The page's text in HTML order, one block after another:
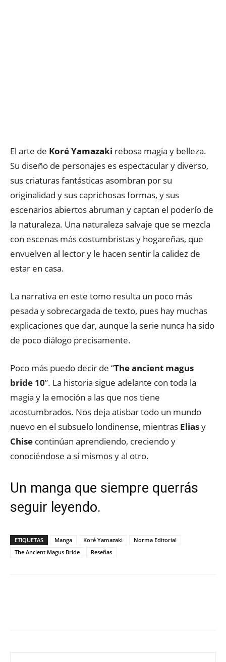
El arte de Koré Yamazaki rebosa magia y belleza.
Su diseño de personajes es espectacular y diverso,
sus criaturas fantásticas asombran por su
originalidad y sus caprichosas formas, y sus
escenarios abiertos abruman y captan el poderío de
la naturaleza. Una naturaleza salvaje que se mezcla
con escenas más costumbristas y hogareñas, que
envuelven al lector y le hacen sentir la calidez de
estar en casa.
La narrativa en este tomo resulta un poco más
pesada y sobrecargada de texto, pues hay muchas
explicaciones que dar, aunque la serie nunca ha sido
de poco diálogo precisamente.
Poco más puedo decir de “The ancient magus
bride 10”. La historia sigue adelante con toda la
magia y la emoción a las que nos tiene
acostumbrados. Nos deja atisbar todo un mundo
nuevo en el subsuelo londinense, mientras Eliasy
Chise continúan aprendiendo, creciendo y
conociéndose a sí mismos y al otro.
Un manga que siempre querrás
seguir leyendo.
ETIQUETAS Manga Koré Yamazaki
Norma Editorial
The Ancient Magus Bride
Reseñas